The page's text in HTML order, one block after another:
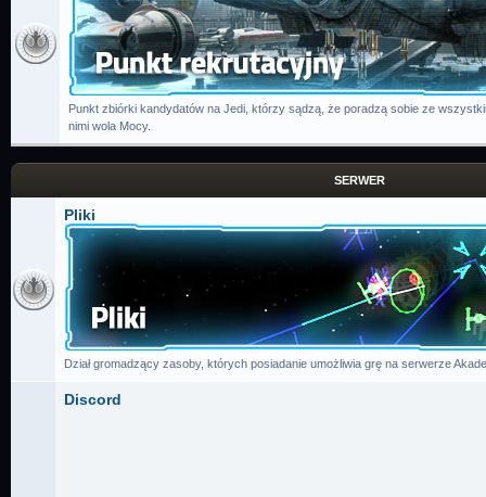
Punkt zbiórki kandydatów na Jedi, którzy sądzą, że poradzą sobie ze
nimi wola Mocy.
SERWER
Pliki
Dział gromadzący zasoby, których posiadanie umożliwia grę na serwerze
Discord